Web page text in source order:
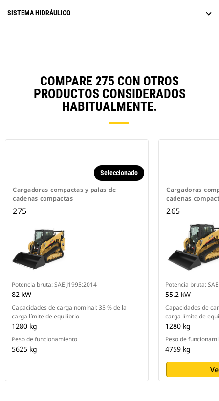
SISTEMA HIDRÁULICO
COMPARE 275 CON OTROS
PRODUCTOS CONSIDERADOS
HABITUALMENTE.
Cargadoras compactas y palas de
cadenas compactas
Seleccionado
275
Potencia bruta: SAE J1995:2014
82 kW
Capacidades de carga nominal: 35 % de la
carga límite de equilibrio
1280 kg
Peso de funcionamiento
5625 kg
Cargadoras
cadenas
265
Potencia bruta:
55.2 kW
Capacidades de
carga límite de
1280 kg
Peso de
4759 kg